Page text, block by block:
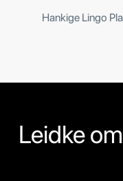
Hankige Lingo
Leidke